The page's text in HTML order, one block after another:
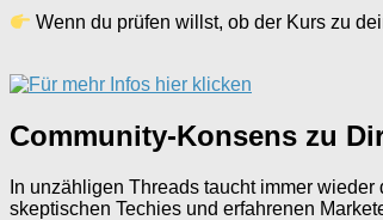
Wenn du prüfen willst, ob der Kurs zu
Community-Konsens zu
In unzähligen Threads taucht immer
skeptischen Techies und erfahrenen